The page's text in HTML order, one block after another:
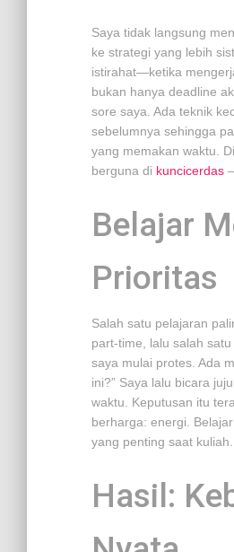
Saya tidak langsung
ke strategi yang lebih
istirahat—ketika
bukan hanya deadline
sore saya. Ada teknik
sebelumnya sehingga
yang memakan waktu.
berguna di kuncicerdas
Belajar
Prioritas
Salah satu pelajaran
part-time, lalu salah
saya mulai protes. Ada
ini?” Saya lalu bicara
waktu. Keputusan itu
berharga: energi.
yang penting saat kuliah.
Hasil: